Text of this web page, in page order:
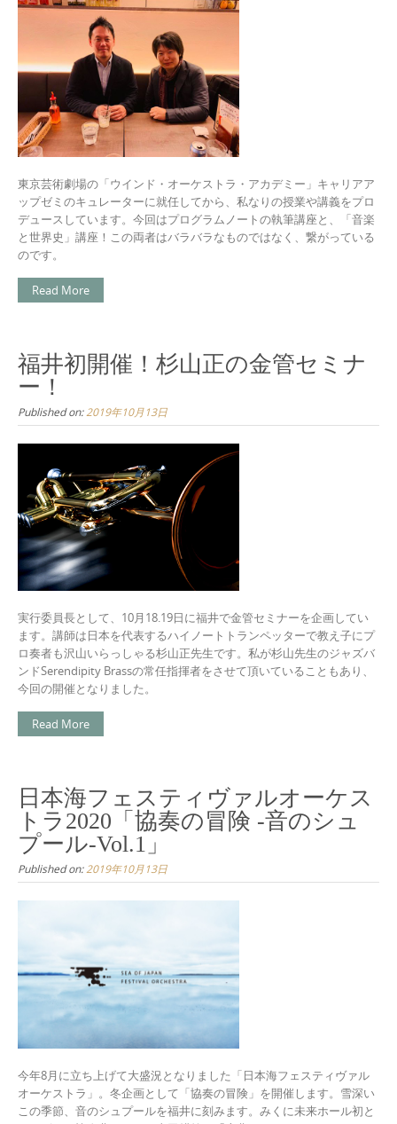
東京芸術劇場の「ウインド・オーケストラ・アカデミー」キャリアア
ップゼミのキュレーターに就任してから、私なりの授業や講義をプロ
デュースしています。今回はプログラムノートの執筆講座と、「音楽
と世界史」講座！この両者はバラバラなものではなく、繋がっている
のです。
Read More
福井初開催！杉山正の金管セミナ
ー！
Published on:2019年10月13日
実行委員長として、10月18.19日に福井で金管セミナーを企画してい
ます。講師は日本を代表するハイノートトランペッターで教え子にプ
ロ奏者も沢山いらっしゃる杉山正先生です。私が杉山先生のジャズバ
ンドSerendipity Brassの常任指揮者をさせて頂いていることもあり、
今回の開催となりました。
Read More
日本海フェスティヴァルオーケス
トラ2020「協奏の冒険 -音のシュ
プール-Vol.1」
Published on:2019年10月13日
今年8月に立ち上げて大盛況となりました「日本海フェスティヴァル
オーケストラ」。冬企画として「協奏の冒険」を開催します。雪深い
この季節、音のシュプールを福井に刻みます。みくに未来ホール初と